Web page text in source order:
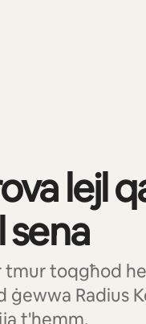
lejl
sena
tmur toqgħod
ġewwa Radius